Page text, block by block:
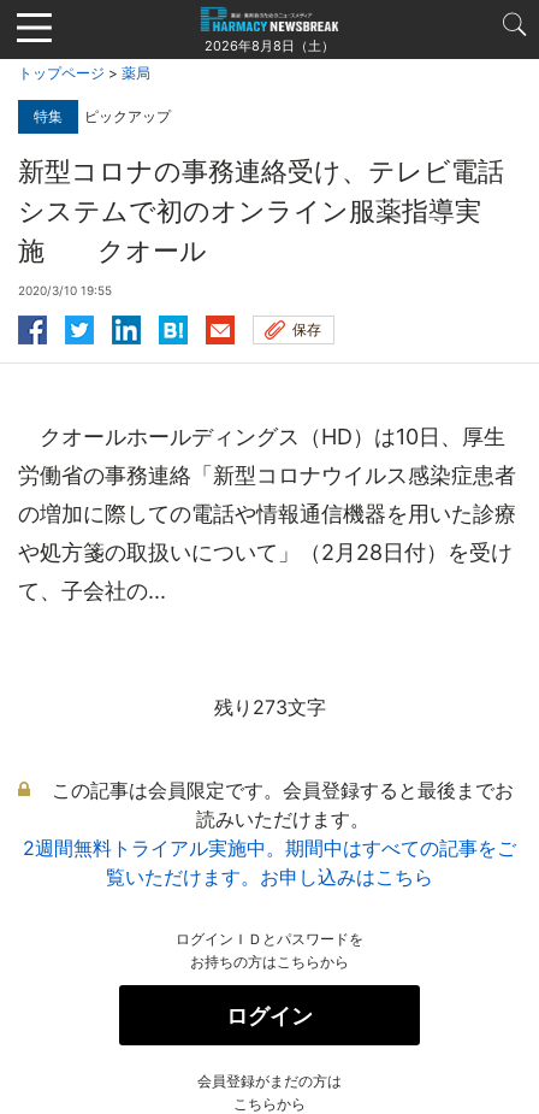
Jump
to
navigation
2026年8月8日（土）
トップページ > 薬局
特集 ピックアップ
新型コロナの事務連絡受け、テレビ電話
システムで初のオンライン服薬指導実
施 クオール
2020/3/10 19:55
保存
クオールホールディングス（HD）は10日、厚生
労働省の事務連絡「新型コロナウイルス感染症患者
の増加に際しての電話や情報通信機器を用いた診療
や処方箋の取扱いについて」（2月28日付）を受け
て、子会社の...
残り273文字
この記事は会員限定です。会員登録すると最後までお
読みいただけます。
2週間無料トライアル実施中。期間中はすべての記事をご
覧いただけます。お申し込みはこちら
ログインＩＤとパスワードを
お持ちの方はこちらから
ログイン
会員登録がまだの方は
こちらから